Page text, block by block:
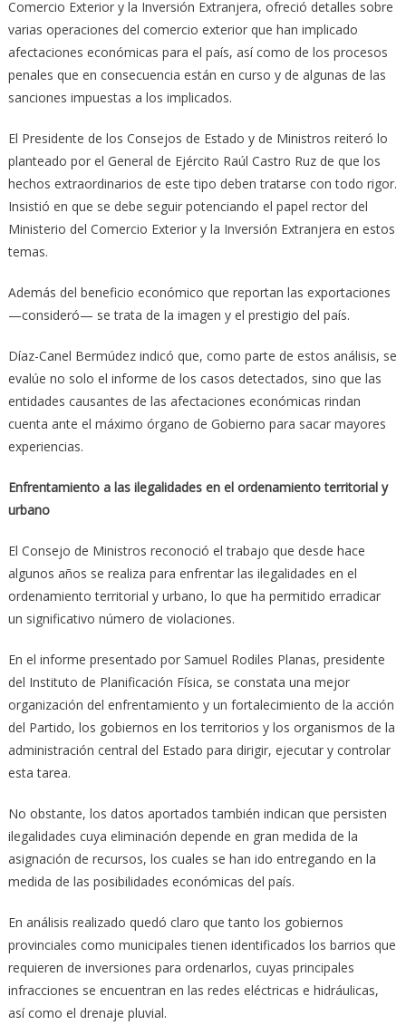
Comercio Exterior y la Inversión Extranjera, ofreció detalles sobre
varias operaciones del comercio exterior que han implicado
afectaciones económicas para el país, así como de los procesos
penales que en consecuencia están en curso y de algunas de las
sanciones impuestas a los implicados.
El Presidente de los Consejos de Estado y de Ministros reiteró lo
planteado por el General de Ejército Raúl Castro Ruz de que los
hechos extraordinarios de este tipo deben tratarse con todo rigor.
Insistió en que se debe seguir potenciando el papel rector del
Ministerio del Comercio Exterior y la Inversión Extranjera en estos
temas.
Además del beneficio económico que reportan las exportaciones
—consideró— se trata de la imagen y el prestigio del país.
Díaz-Canel Bermúdez indicó que, como parte de estos análisis, se
evalúe no solo el informe de los casos detectados, sino que las
entidades causantes de las afectaciones económicas rindan
cuenta ante el máximo órgano de Gobierno para sacar mayores
experiencias.
Enfrentamiento a las ilegalidades en el ordenamiento territorial y
urbano
El Consejo de Ministros reconoció el trabajo que desde hace
algunos años se realiza para enfrentar las ilegalidades en el
ordenamiento territorial y urbano, lo que ha permitido erradicar
un significativo número de violaciones.
En el informe presentado por Samuel Rodiles Planas, presidente
del Instituto de Planificación Física, se constata una mejor
organización del enfrentamiento y un fortalecimiento de la acción
del Partido, los gobiernos en los territorios y los organismos de la
administración central del Estado para dirigir, ejecutar y controlar
esta tarea.
No obstante, los datos aportados también indican que persisten
ilegalidades cuya eliminación depende en gran medida de la
asignación de recursos, los cuales se han ido entregando en la
medida de las posibilidades económicas del país.
En análisis realizado quedó claro que tanto los gobiernos
provinciales como municipales tienen identificados los barrios que
requieren de inversiones para ordenarlos, cuyas principales
infracciones se encuentran en las redes eléctricas e hidráulicas,
así como el drenaje pluvial.